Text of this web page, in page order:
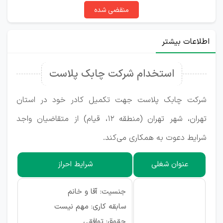
منقضی شده
اطلاعات بیشتر
استخدام شرکت چابک پلاست
شرکت چابک پلاست جهت تکمیل کادر خود در استان
تهران، شهر تهران (منطقه ۱۲، قیام) از متقاضیان واجد
شرایط دعوت به همکاری می‌کند.
عنوان شغلی شرایط احراز
جنسیت: آقا و خانم
سابقه کاری: مهم نیست